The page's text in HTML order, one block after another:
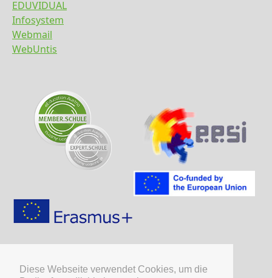
Diese Webseite verwendet Cookies, um die
EDUVIDUAL
Infosystem
Webmail
WebUntis